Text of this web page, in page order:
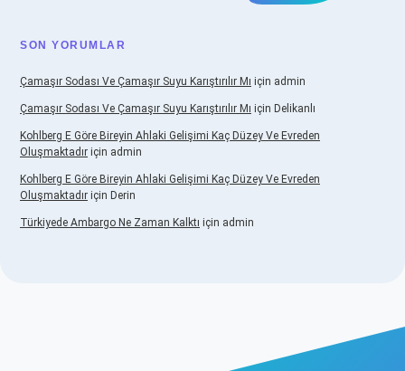
SON YORUMLAR
Çamaşır Sodası Ve Çamaşır Suyu Karıştırılır Mı için admin
Çamaşır Sodası Ve Çamaşır Suyu Karıştırılır Mı için Delikanlı
Kohlberg E Göre Bireyin Ahlaki Gelişimi Kaç Düzey Ve Evreden
Oluşmaktadır için admin
Kohlberg E Göre Bireyin Ahlaki Gelişimi Kaç Düzey Ve Evreden
Oluşmaktadır için Derin
Türkiyede Ambargo Ne Zaman Kalktı için admin